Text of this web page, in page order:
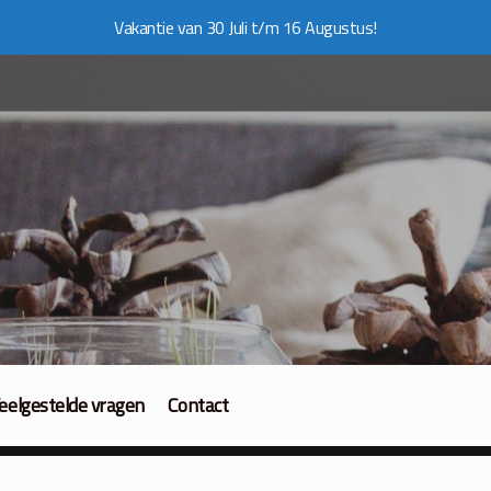
Vakantie van 30 Juli t/m 16 Augustus!
vragen Contact